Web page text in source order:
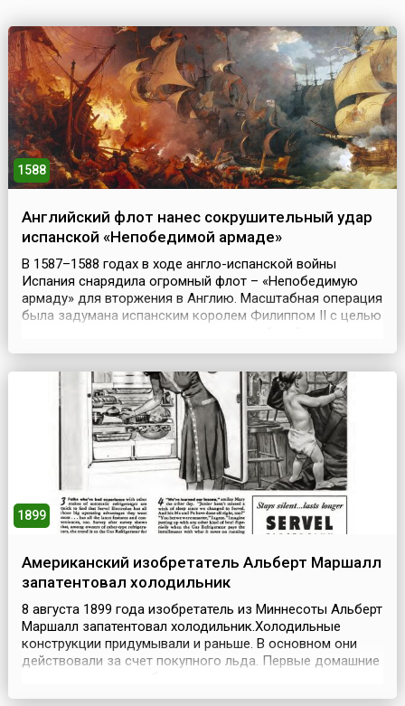
1588
Английский флот нанес сокрушительный удар
испанской «Непобедимой армаде»
В 1587–1588 годах в ходе англо-испанской войны
Испания снарядила огромный флот – «Непобедимую
армаду» для вторжения в Англию. Масштабная операция
была задумана испанским королем Филиппом II с целью
способствовать планам по возвращению
церкви.Филипп собрал приблизительно 130 больших и
средних военных к...
1899
Американский изобретатель Альберт Маршалл
запатентовал холодильник
8 августа 1899 года изобретатель из Миннесоты Альберт
Маршалл запатентовал холодильник.Холодильные
конструкции придумывали и раньше. В основном они
действовали за счет покупного льда. Первые домашние
В 1911 году фирма «Дженерал электрик» наладила